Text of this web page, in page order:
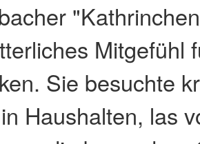
Mitgefühl
Sie besuchte
Haushalten, las